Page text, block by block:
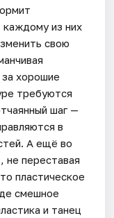
из них
свою
хорошие
требуются
шаг —
в
А ещё во
не переставая
пластическое
смешное
и танец